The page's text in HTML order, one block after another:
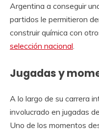
Argentina a conseguir
partidos le permitieron
construir química con
selección nacional.
Jugadas y
A lo largo de su carrera
involucrado en jugadas
Uno de los momentos